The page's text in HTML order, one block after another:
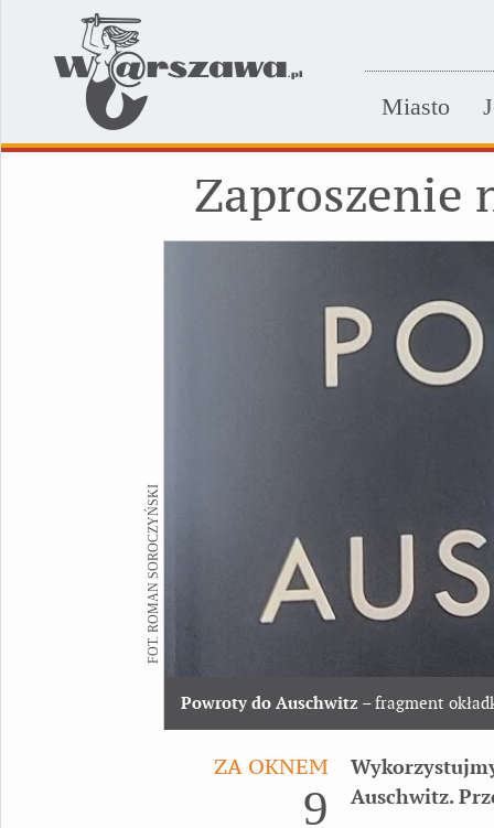
Miasto
Zaproszenie
Powroty do Auschwitz – fragment
FOT. ROMAN SOROCZYŃSKI
ZA OKNEM
9
Auschwitz.